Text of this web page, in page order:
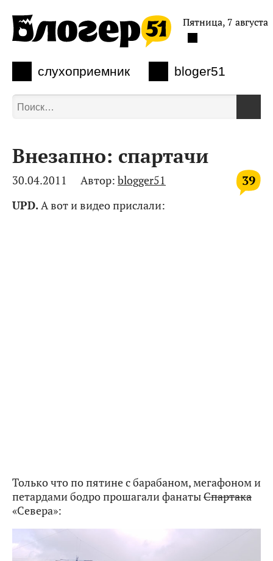
слухоприемник bloger51
Пятница, 7 августа
Внезапно: спартачи
39
30.04.2011 Автор: blogger51
UPD.А вот и видео прислали:
Только что по пятине с барабаном, мегафоном и
петардами бодро прошагали фанатыСпартака
«Севера»: